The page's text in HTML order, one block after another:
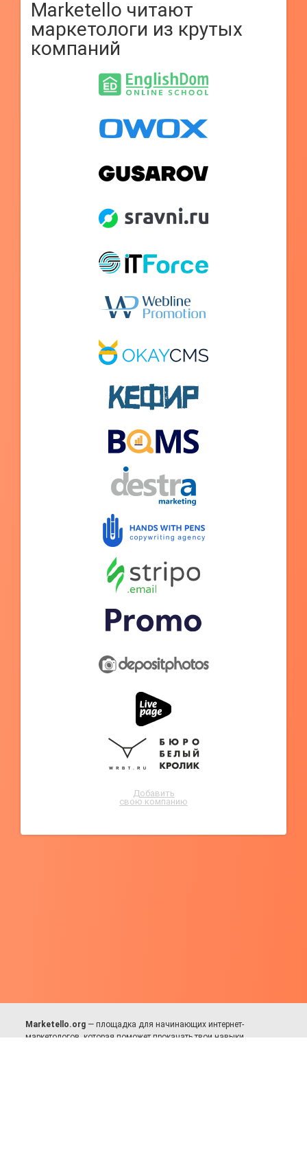
Marketello читают
маркетологи из крутых
компаний
Добавить
свою компанию
Marketello.org — площадка для начинающих интернет-
маркетологов, которая поможет прокачать твои навыки.